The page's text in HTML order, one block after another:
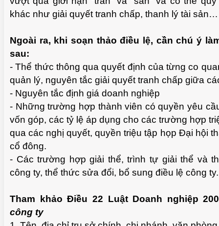
khác như giải quyết tranh chấp, thanh lý tài sản…
Ngoài ra, khi soạn thảo điều lệ, cần chú ý
sau:
- Thể thức thông qua quyết định của từng co
quản lý, nguyên tắc giải quyết tranh chấp giữa
- Nguyên tắc định giá doanh nghiệp
- Những trường hợp thành viên có quyền yêu
vốn góp, các tỷ lệ áp dụng cho các trường hợp
qua các nghị quyết, quyền triệu tập họp Đại hội
cổ đông.
- Các trường hợp giải thể, trình tự giải thể và
công ty, thể thức sửa đổi, bổ sung điều lệ công ty.
Tham khảo Điều 22 Luật Doanh nghiệp
công ty